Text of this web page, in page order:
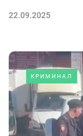
22.09.2025
КРИМИНАЛ